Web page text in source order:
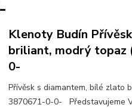
Klenoty Budín
briliant, modrý topaz
0-
Přívěsk s diamantem, bílé zlato
3870671-0-0- Představujeme